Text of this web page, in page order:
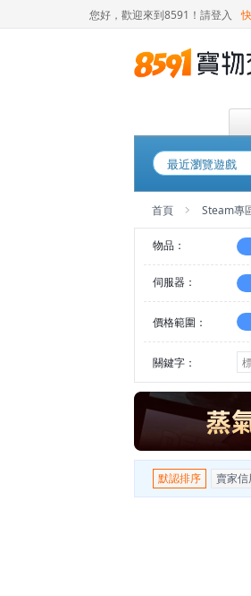
您好，歡迎來到8591！ 請登入
最近瀏覽遊戲
首頁 Steam專
物品：
伺服器：
價格範圍：
關鍵字：
默認排序 賣家信